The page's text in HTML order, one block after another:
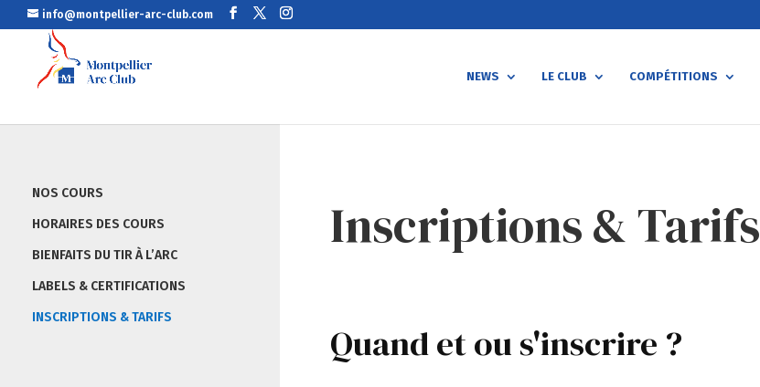
info@montpellier-arc-club.com
NEWS LE CLUB COMPÉTITIONS
NOS COURS
HORAIRES DES COURS
BIENFAITS DU TIR À L’ARC
LABELS & CERTIFICATIONS
INSCRIPTIONS & TARIFS
Inscriptions & Tarifs
Quand et ou s'inscrire ?